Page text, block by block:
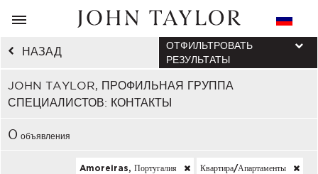
НАЗАД
JOHN TAYLOR, ПРОФИЛЬНАЯ ГРУППА
СПЕЦИАЛИСТОВ: КОНТАКТЫ
ОТФИЛЬТРОВАТЬ
РЕЗУЛЬТАТЫ
0 объявления
Amoreiras, Португалия Квартира/апартаменты